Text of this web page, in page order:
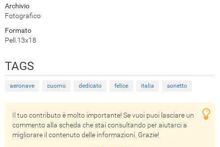
Archivio
Fotografico
Formato
Pell.13x18
TAGS
aeronave cuomo dedicato felice italia sonetto
Il tuo contributo è molto importante! Se vuoi puoi lasciare un
commento alla scheda che stai consultando per aiutarci a
migliorare il contenuto delle informazioni. Grazie!